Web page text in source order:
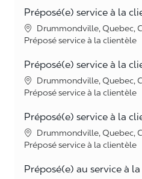
Préposé(e) service à la
LieuDrummondville, Quebec,
Catégorie
Préposé service à la clientèle
Préposé(e) service à la
LieuDrummondville, Quebec,
Catégorie
Préposé service à la clientèle
Préposé(e) service à la
LieuDrummondville, Quebec,
Catégorie
Préposé service à la clientèle
Préposé(e) au service à